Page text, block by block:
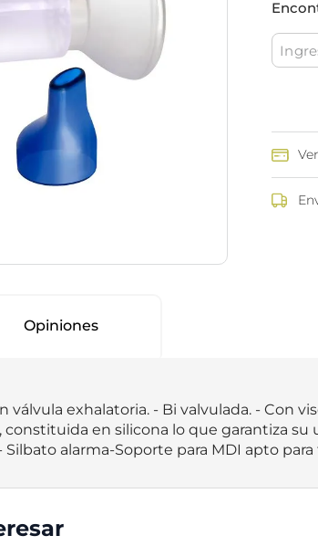
diarios
sin alas
Talcos & polvos pédicos
Aerosoles pédicos
Polvos pédicos
Opiniones
válvula exhalatoria. - Bi valvulada. - Con
constituida en silicona lo que garantiza
alarma-Soporte para MDI apto